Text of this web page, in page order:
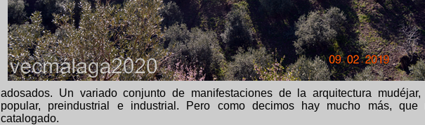
adosados. Un variado conjunto de manifestaciones de la arquitectura mudéjar,
popular, preindustrial e industrial. Pero como decimos hay mucho más, que
catalogado.